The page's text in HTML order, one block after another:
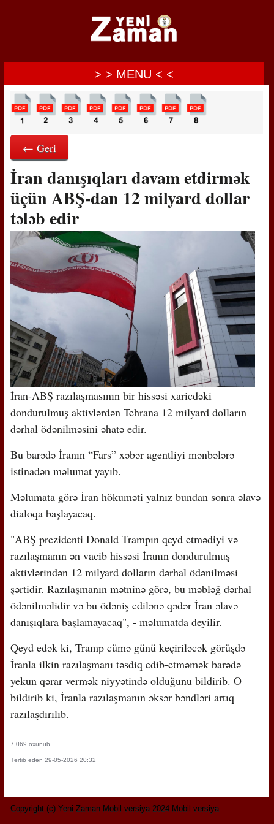
> > MENU < <
← Geri
İran danışıqları davam etdirmək
üçün ABŞ-dan 12 milyard dollar
tələb edir
İran-ABŞ razılaşmasının bir hissəsi xaricdəki
dondurulmuş aktivlərdən Tehrana 12 milyard dolların
dərhal ödənilməsini əhatə edir.
Bu barədə İranın “Fars” xəbər agentliyi mənbələrə
istinadən məlumat yayıb.
Məlumata görə İran hökuməti yalnız bundan sonra əlavə
dialoqa başlayacaq.
"ABŞ prezidenti Donald Trampın qeyd etmədiyi və
razılaşmanın ən vacib hissəsi İranın dondurulmuş
aktivlərindən 12 milyard dolların dərhal ödənilməsi
şərtidir. Razılaşmanın mətninə görə, bu məbləğ dərhal
ödənilməlidir və bu ödəniş edilənə qədər İran əlavə
danışıqlara başlamayacaq", - məlumatda deyilir.
Qeyd edək ki, Tramp cümə günü keçiriləcək görüşdə
İranla ilkin razılaşmanı təsdiq edib-etməmək barədə
yekun qərar vermək niyyətində olduğunu bildirib. O
bildirib ki, İranla razılaşmanın əksər bəndləri artıq
razılaşdırılıb.
7,069 oxunub
Tərtib edən 29-05-2026 20:32
Copyright (c) Yeni Zaman Mobil versiya 2024 Mobil versiya